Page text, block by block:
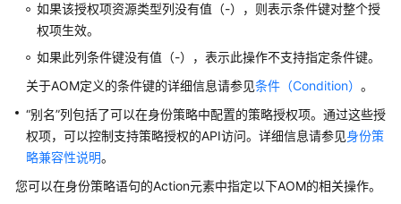
API
应
例
权
和
如果该授权项资源类型列没有值（-），则表示条件键对整个授
权项生效。
如果此列条件键没有值（-），表示此操作不支持指定条件键。
关于AOM定义的条件键的详细信息请参见条件（Condition） 。
“别名”列包括了可以在身份策略中配置的策略授权项。通过这些授
权项，可以控制支持策略授权的API访问。详细信息请参见身份策
略兼容性说明。
您可以在身份策略语句的Action元素中指定以下AOM的相关操作。